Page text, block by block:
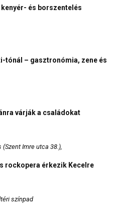
és borszentelés
tónál – gasztronómia, zene és
várják a családokat
Imre utca 38.),
rockopera érkezik Kecelre
színpad